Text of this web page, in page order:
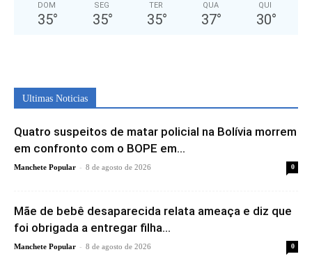
DOM
35°
SEG
35°
TER
35°
QUA
37°
QUI
30°
Ultimas Noticias
Quatro suspeitos de matar policial na Bolívia morrem
em confronto com o BOPE em...
Manchete Popular - 8 de agosto de 2026 0
Mãe de bebê desaparecida relata ameaça e diz que
foi obrigada a entregar filha...
Manchete Popular - 8 de agosto de 2026 0